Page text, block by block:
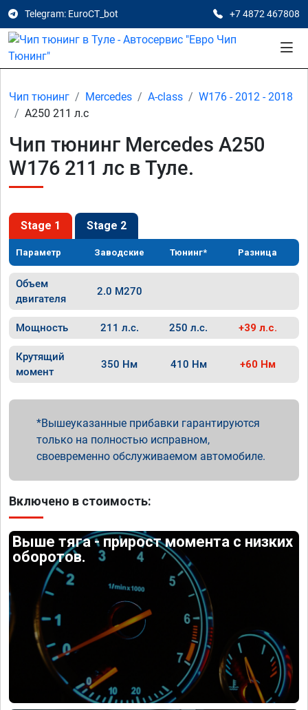
Telegram: EuroCT_bot +7 4872 467808
Чип тюнинг Mercedes A-class
W176 - 2012 - 2018
A250 211 л.с
Чип тюнинг Mercedes A250
W176 211 лс в Туле.
Stage 1 Stage 2
Параметр Заводские Тюнинг* Разница
Объем
двигателя
2.0 M270
Мощность 211 л.с. 250 л.с. +39 л.с.
Крутящий
момент
350 Нм 410 Нм +60 Нм
Вышеуказанные прибавки гарантируются
только на полностью исправном,
своевременно обслуживаемом автомобиле.
Включено в стоимость:
Выше тяга - прирост момента с низких
оборотов.